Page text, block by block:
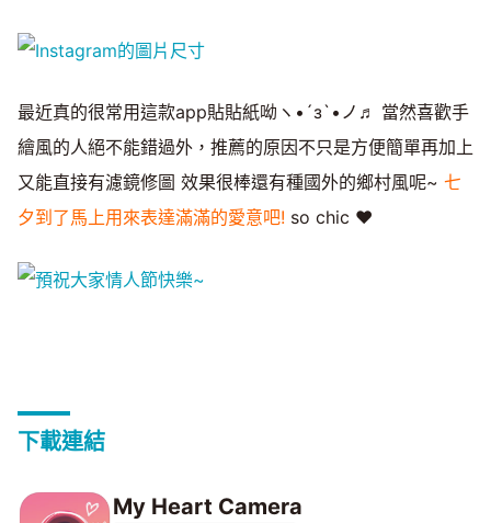
最近真的很常用這款app貼貼紙呦ヽ•´з`•ノ♬ 當然喜歡手
繪風的人絕不能錯過外，推薦的原因不只是方便簡單再加上
又能直接有濾鏡修圖 效果很棒還有種國外的鄉村風呢~ 七
夕到了馬上用來表達滿滿的愛意吧! so chic ♥
下載連結
My Heart Camera